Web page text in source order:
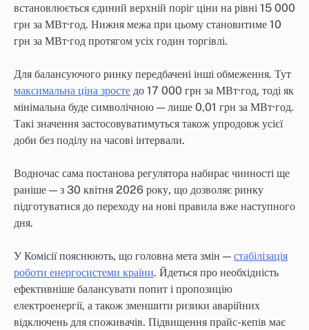
встановлюється єдиний верхній поріг ціни на рівні 15 000
грн за МВт·год. Нижня межа при цьому становитиме 10
грн за МВт·год протягом усіх годин торгівлі.
Для балансуючого ринку передбачені інші обмеження. Тут
максимальна ціна зросте до 17 000 грн за МВт·год, тоді як
мінімальна буде символічною — лише 0,01 грн за МВт·год.
Такі значення застосовуватимуться також упродовж усієї
доби без поділу на часові інтервали.
Водночас сама постанова регулятора набирає чинності ще
раніше — з 30 квітня 2026 року, що дозволяє ринку
підготуватися до переходу на нові правила вже наступного
дня.
У Комісії пояснюють, що головна мета змін — стабілізація
роботи енергосистеми країни. Йдеться про необхідність
ефективніше балансувати попит і пропозицію
електроенергії, а також зменшити ризики аварійних
відключень для споживачів. Підвищення прайс-кепів має